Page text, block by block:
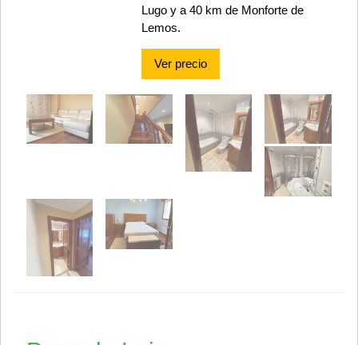
Lugo y a 40 km de Monforte de
Lemos.
Ver precio